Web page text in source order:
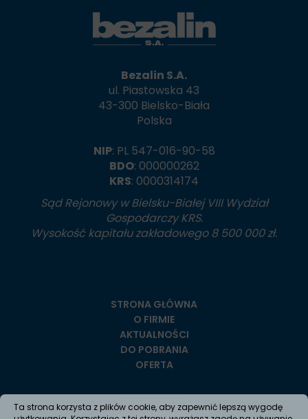
Bezalin S.A.
ul. Piastowska 43
43-300 Bielsko-Biała
Polska
NIP: PL 547-016-90-58
BDO: 000000262
KRS: 0000314174
Sąd Rejonowy w Bielsku-Białej VIII Wydział
Gospodarczy KRS.
Wysokość kapitału zakładowego 8 500 000 zł.
STRONA GŁÓWNA
O FIRMIE
AKTUALNOŚCI
DO POBRANIA
OFERTA
Ta strona korzysta z plików cookie, aby zapewnić lepszą wygodę